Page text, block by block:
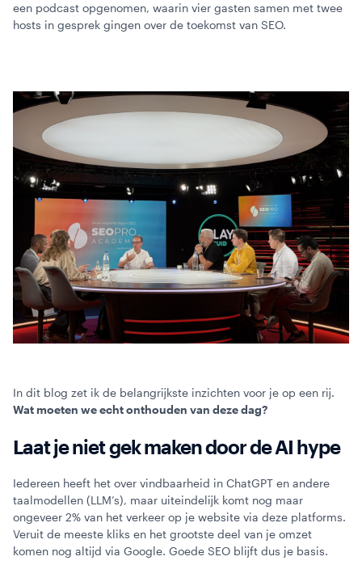
een podcast opgenomen, waarin vier gasten samen met twee
hosts in gesprek gingen over de toekomst van SEO.
In dit blog zet ik de belangrijkste inzichten voor je op een rij.
Wat moeten we echt onthouden van deze dag?
Laat je niet gek maken door de AI hype
Iedereen heeft het over vindbaarheid in ChatGPT en andere
taalmodellen (LLM’s), maar uiteindelijk komt nog maar
ongeveer 2% van het verkeer op je website via deze platforms.
Veruit de meeste kliks en het grootste deel van je omzet
komen nog altijd via Google. Goede SEO blijft dus je basis.